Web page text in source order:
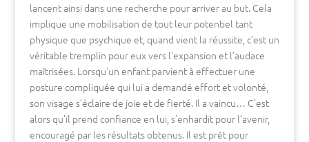
lancent ainsi dans une recherche pour arriver au but. Cela
implique une mobilisation de tout leur potentiel tant
physique que psychique et, quand vient la réussite, c’est un
véritable tremplin pour eux vers l’expansion et l’audace
maîtrisées. Lorsqu’un enfant parvient à effectuer une
posture compliquée qui lui a demandé effort et volonté,
son visage s’éclaire de joie et de fierté. Il a vaincu… C’est
alors qu’il prend confiance en lui, s’enhardit pour l’avenir,
encouragé par les résultats obtenus. Il est prêt pour